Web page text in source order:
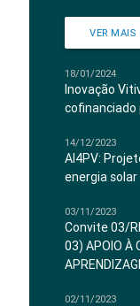
VER MAIS
18/01/2024
Inovação
cofinanciado
14/12/2023
AI4PV:
energia solar
03/11/2023
Convite 03/
03) APOIO À
02/11/2023